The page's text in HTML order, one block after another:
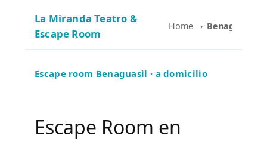
La Miranda Teatro &
Escape Room
Home › Benaguasil
Escape room Benaguasil · a domicilio
Escape Room en